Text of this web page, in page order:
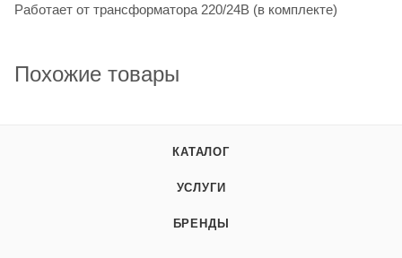
Работает от трансформатора 220/24В (в комплекте)
Похожие товары
КАТАЛОГ
УСЛУГИ
БРЕНДЫ